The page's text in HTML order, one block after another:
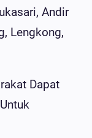
Andir
Lengkong,
Dapat